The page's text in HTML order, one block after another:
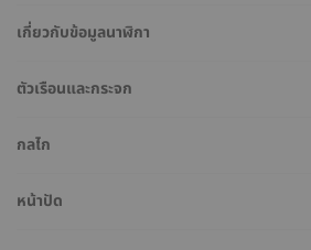
เกี่ยวกับข้อมูลนาฬิกา
ตัวเรือนและกระจก
กลไก
หน้าปัด